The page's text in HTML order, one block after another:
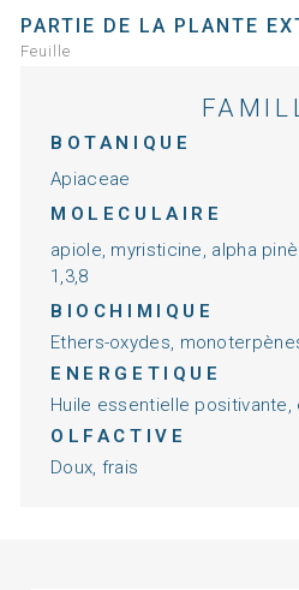
PARTIE DE LA PLANTE
Feuille
BOTANIQUE
Apiaceae
MOLECULAIRE
apiole, myristicine, alpha
1,3,8
BIOCHIMIQUE
Ethers-oxydes,
ENERGETIQUE
Huile essentielle positivante,
OLFACTIVE
Doux, frais